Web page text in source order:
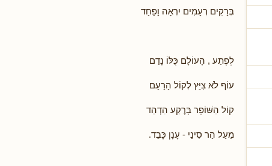
בְּרָקִים רְעָמִים יִרְאָה וָפַחַד
לְפֶתַע , הָעוֹלָם כֻּלּוֹ נָדַם
עוֹף לֹא צִיֵּץ לְקוֹל הָרַעַם
קוֹל הַשּׁוֹפָר בָּרֶקַע הִדְהֵד
מֵעַל הַר סִינַי - עָנָן כָּבֵד.